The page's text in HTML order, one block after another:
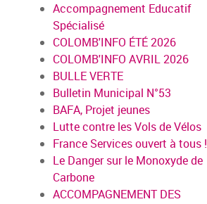
en savoir plus
Accompagnement Educatif
Spécialisé
COLOMB'INFO ÉTÉ 2026
COLOMB'INFO AVRIL 2026
BULLE VERTE
Bulletin Municipal N°53
BAFA, Projet jeunes
Lutte contre les Vols de Vélos
France Services ouvert à tous !
Le Danger sur le Monoxyde de
Carbone
ACCOMPAGNEMENT DES